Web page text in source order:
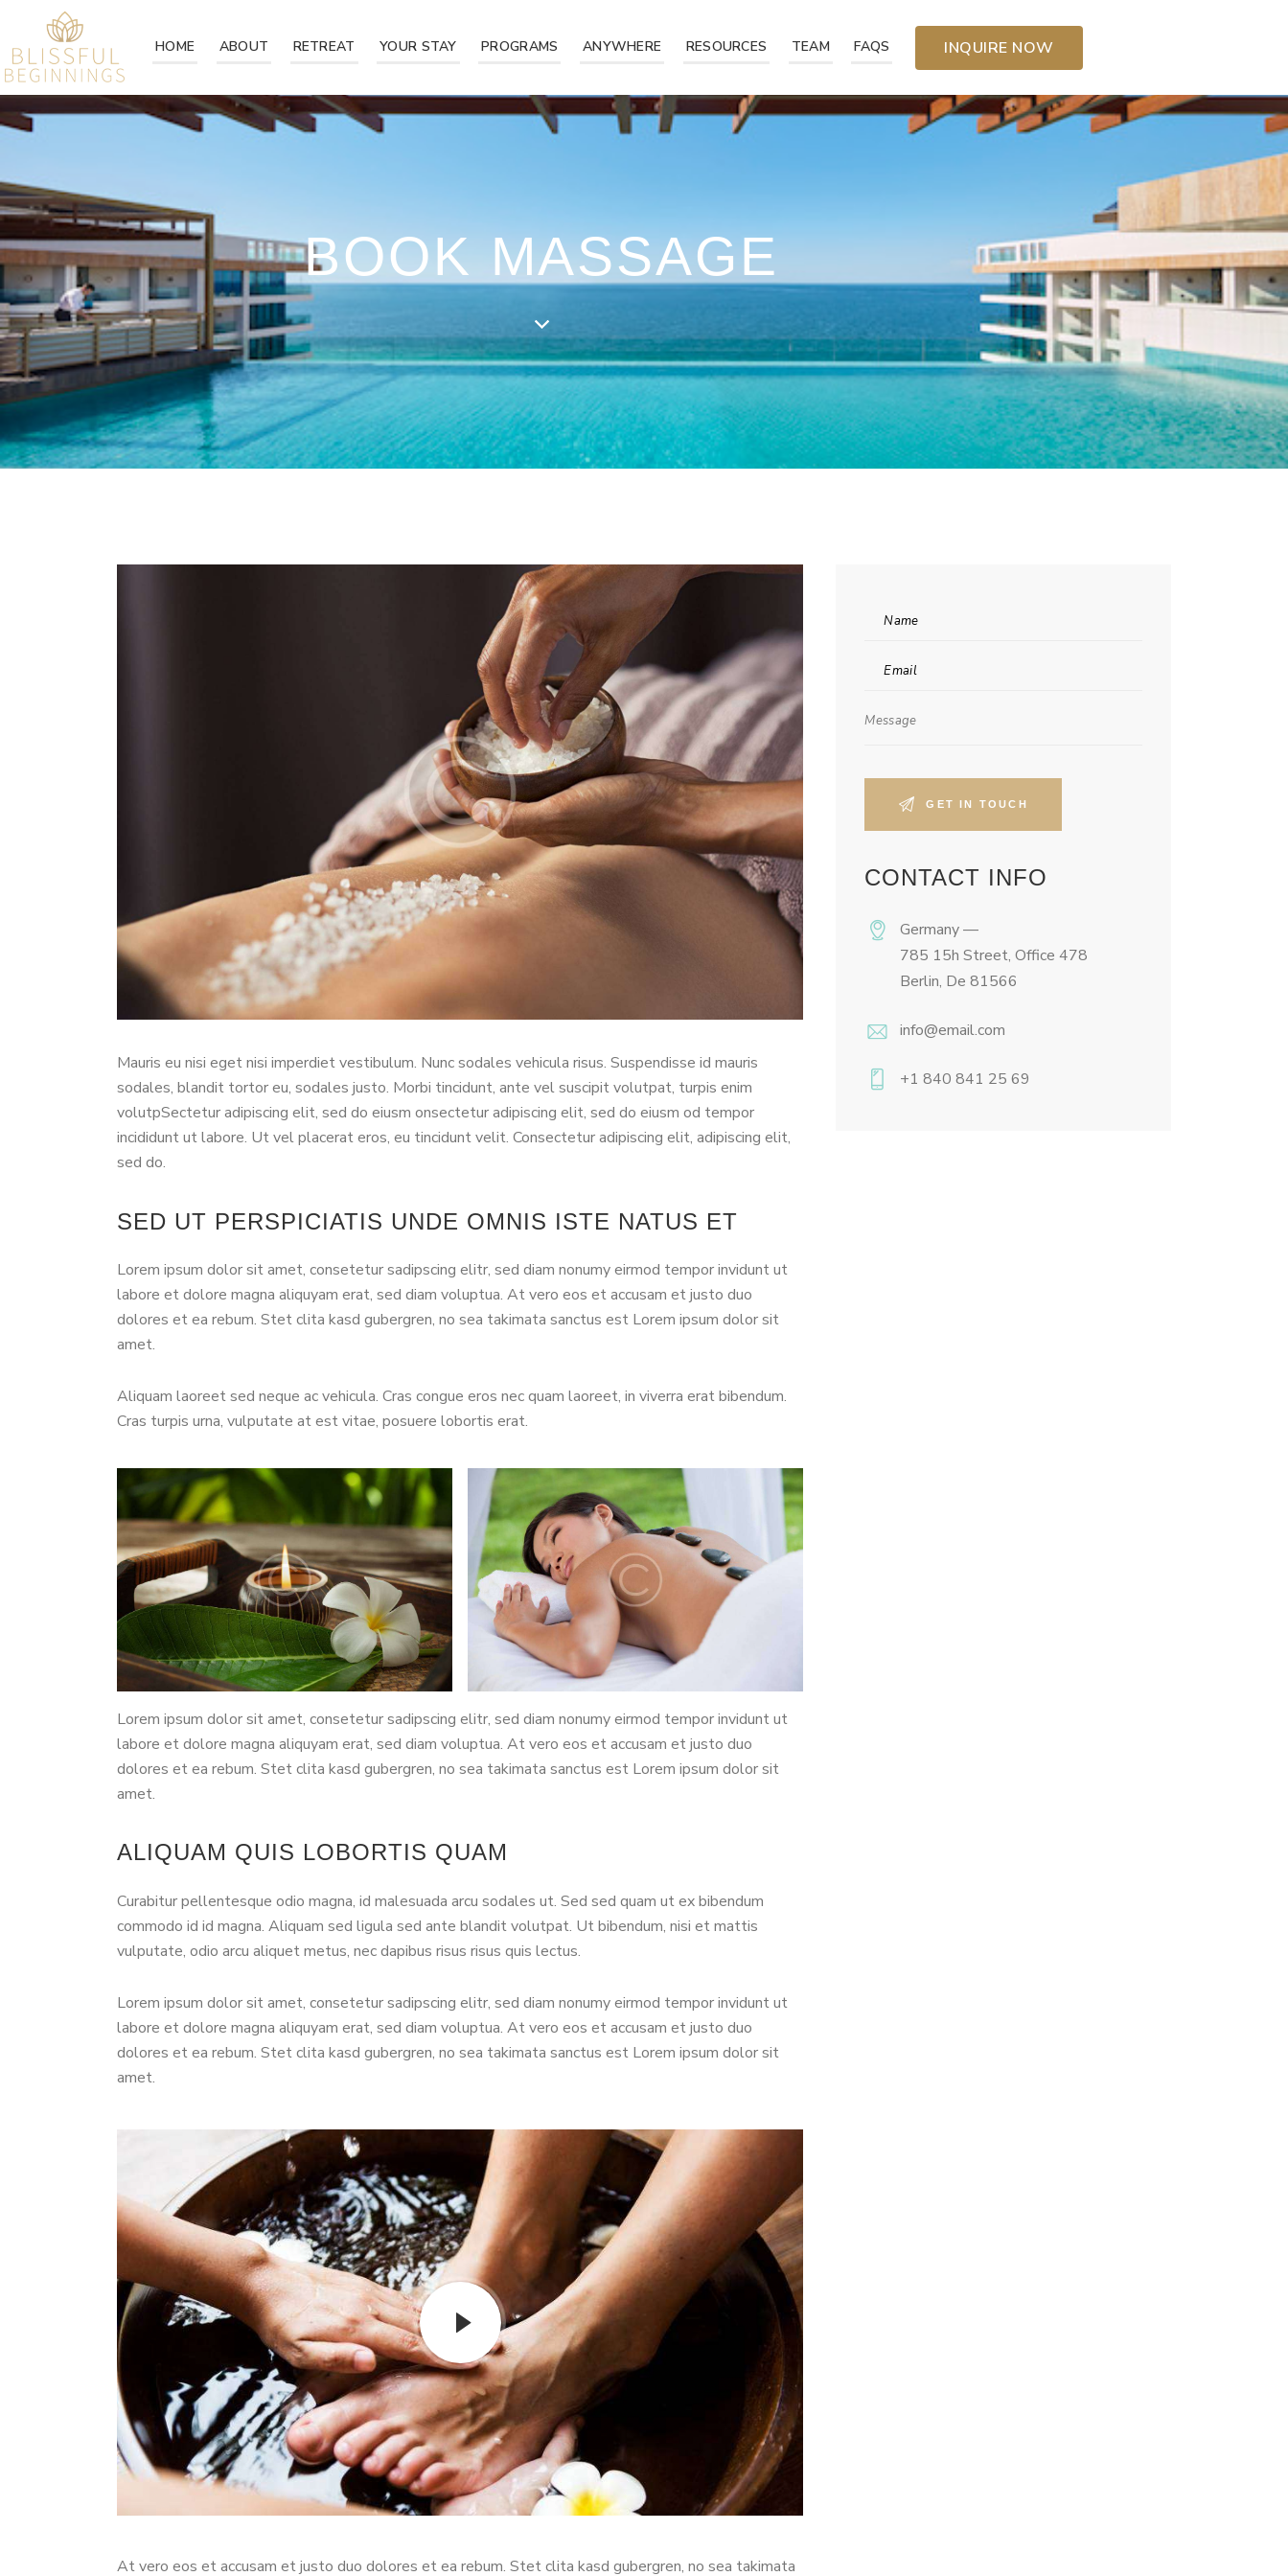
HOME ABOUT RETREAT YOUR STAY PROGRAMS ANYWHERE RESOURCES TEAM FAQS INQUIRE NOW
BOOK MASSAGE
Mauris eu nisi eget nisi imperdiet vestibulum. Nunc sodales vehicula risus. Suspendisse id mauris
sodales, blandit tortor eu, sodales justo. Morbi tincidunt, ante vel suscipit volutpat, turpis enim
volutpSectetur adipiscing elit, sed do eiusm onsectetur adipiscing elit, sed do eiusm od tempor
incididunt ut labore. Ut vel placerat eros, eu tincidunt velit. Consectetur adipiscing elit, adipiscing elit,
sed do.
SED UT PERSPICIATIS UNDE OMNIS ISTE NATUS ET
Lorem ipsum dolor sit amet, consetetur sadipscing elitr, sed diam nonumy eirmod tempor invidunt ut
labore et dolore magna aliquyam erat, sed diam voluptua. At vero eos et accusam et justo duo
dolores et ea rebum. Stet clita kasd gubergren, no sea takimata sanctus est Lorem ipsum dolor sit
amet.
Aliquam laoreet sed neque ac vehicula. Cras congue eros nec quam laoreet, in viverra erat bibendum.
Cras turpis urna, vulputate at est vitae, posuere lobortis erat.
Lorem ipsum dolor sit amet, consetetur sadipscing elitr, sed diam nonumy eirmod tempor invidunt ut
labore et dolore magna aliquyam erat, sed diam voluptua. At vero eos et accusam et justo duo
dolores et ea rebum. Stet clita kasd gubergren, no sea takimata sanctus est Lorem ipsum dolor sit
amet.
ALIQUAM QUIS LOBORTIS QUAM
Curabitur pellentesque odio magna, id malesuada arcu sodales ut. Sed sed quam ut ex bibendum
commodo id id magna. Aliquam sed ligula sed ante blandit volutpat. Ut bibendum, nisi et mattis
vulputate, odio arcu aliquet metus, nec dapibus risus risus quis lectus.
Lorem ipsum dolor sit amet, consetetur sadipscing elitr, sed diam nonumy eirmod tempor invidunt ut
labore et dolore magna aliquyam erat, sed diam voluptua. At vero eos et accusam et justo duo
dolores et ea rebum. Stet clita kasd gubergren, no sea takimata sanctus est Lorem ipsum dolor sit
amet.
At vero eos et accusam et justo duo dolores et ea rebum. Stet clita kasd gubergren, no sea takimata
CONTACT INFO
Germany —
785 15h Street, Office 478
Berlin, De 81566
info@email.com
+1 840 841 25 69